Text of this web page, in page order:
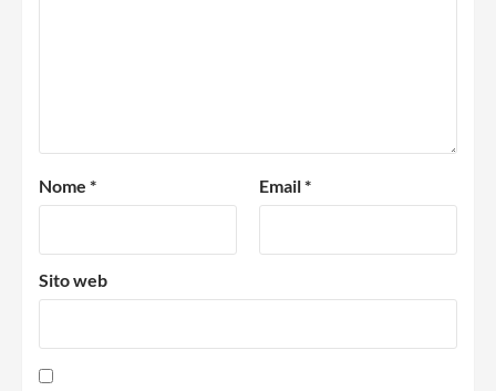
Nome * Email*
Sito web